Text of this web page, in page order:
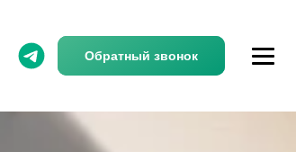
Обратный звонок